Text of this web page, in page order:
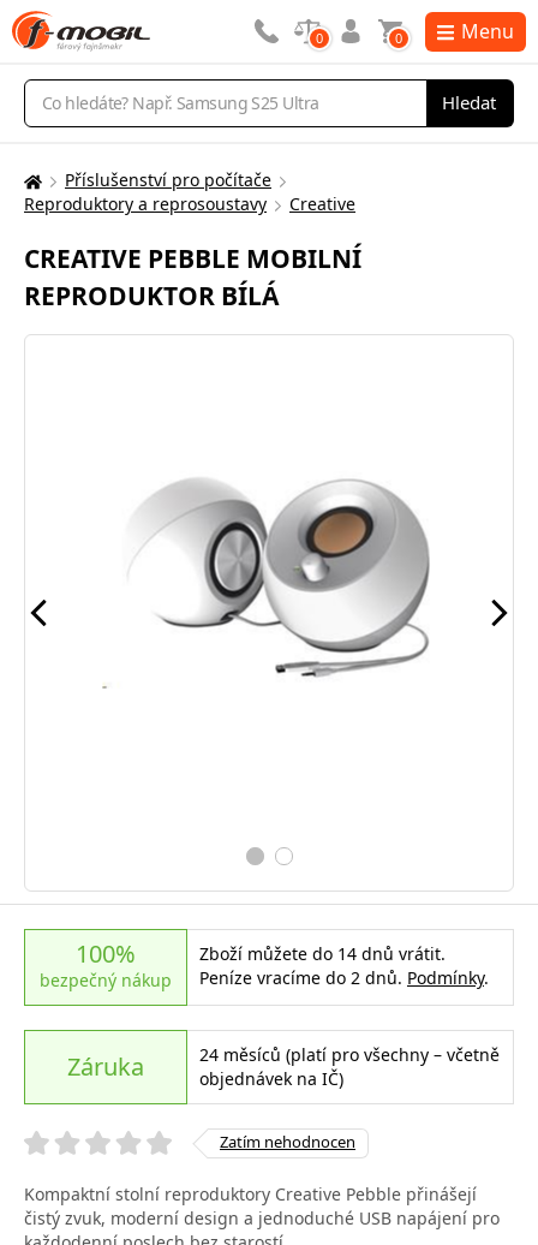
Vyhledávání
Hledat
0 0 Menu
Zde
nacházíte:
Příslušenství pro počítače
Reproduktory a reprosoustavy
Creative
CREATIVE PEBBLE MOBILNÍ
REPRODUKTOR BÍLÁ
100%
bezpečný nákup
Zboží můžete do 14 dnů vrátit.
Peníze vracíme do 2 dnů. Podmínky.
Záruka
24 měsíců (platí pro všechny – včetně
objednávek na IČ)
Zatím nehodnocen
Kompaktní stolní reproduktory Creative Pebble přinášejí
čistý zvuk, moderní design a jednoduché USB napájení pro